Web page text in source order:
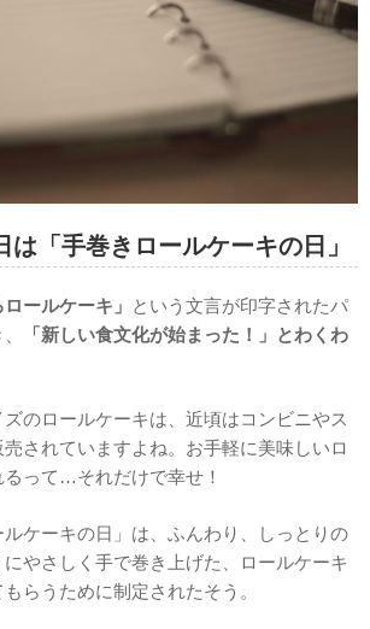
は「手巻きロールケーキの日」
ールケーキ」 という文言が印字されたパ
「新しい食文化が始まった！」とわくわ
のロールケーキは、近頃はコンビニやス
されていますよね。お手軽に美味しいロ
って…それだけで幸せ！
ケーキの日」は、ふんわり、しっとりの
やさしく手で巻き上げた、ロールケーキ
らうために制定されたそう。